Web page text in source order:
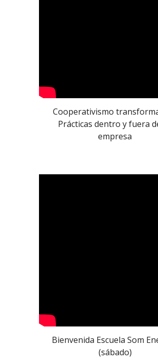
Cooperativismo
Prácticas dentro y fuera
empresa
Bienvenida Escuela Som
(sábado)